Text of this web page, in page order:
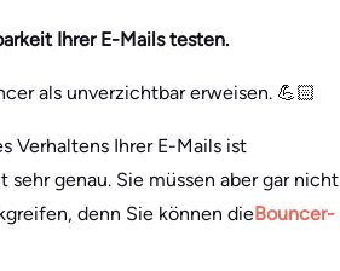
Ihrer E-Mails testen.
als unverzichtbar erweisen. 💪🏻
Verhaltens Ihrer E-Mails ist
genau. Sie müssen aber gar nicht
denn Sie können dieBouncer-